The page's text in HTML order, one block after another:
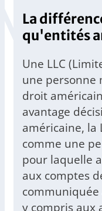
La
qu'entités
Une LLC
une personne
droit
avantage
américaine, la
comme une
pour laquelle
aux comptes
y compris aux